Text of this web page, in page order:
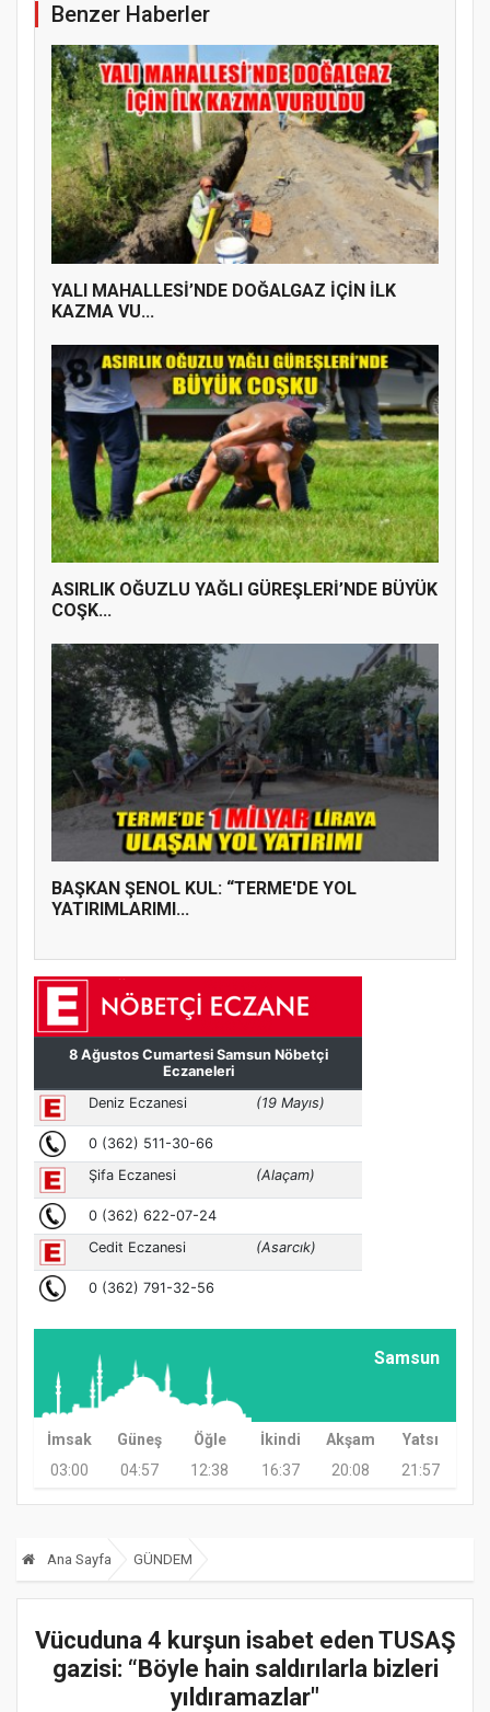
Benzer Haberler
YALI MAHALLESİ’NDE DOĞALGAZ İÇİN İLK
KAZMA VU...
ASIRLIK OĞUZLU YAĞLI GÜREŞLERİ’NDE BÜYÜK
COŞK...
BAŞKAN ŞENOL KUL: “TERME'DE YOL
YATIRIMLARIMI...
Samsun
İmsak Güneş Öğle İkindi Akşam
Yatsı
03:00
04:57 12:38 16:37 20:08 21:57
Ana Sayfa GÜNDEM
Vücuduna 4 kurşun isabet eden TUSAŞ
gazisi: “Böyle hain saldırılarla bizleri
yıldıramazlar"